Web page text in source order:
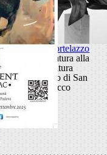
Gino Cortelazzo
Dalla natura alla
scultura
Oratorio di San
Rocco